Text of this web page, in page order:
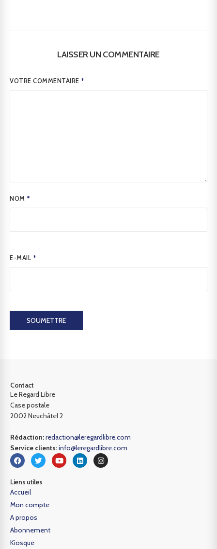
LAISSER UN COMMENTAIRE
VOTRE COMMENTAIRE*
NOM*
E-MAIL *
SOUMETTRE
Contact
Le Regard Libre
Case postale
2002 Neuchâtel 2
Rédaction:redaction@leregardlibre.com
Service clients:info@leregardlibre.com
Liens utiles
Accueil
Mon compte
A propos
Abonnement
Kiosque